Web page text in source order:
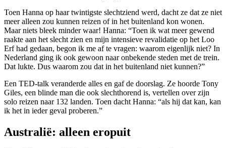
Toen Hanna op haar twintigste slechtziend werd, dacht ze dat ze niet
meer alleen zou kunnen reizen of in het buitenland kon wonen.
Maar niets bleek minder waar! Hanna: “Toen ik wat meer gewend
raakte aan het slecht zien en mijn intensieve revalidatie op het Loo
Erf had gedaan, begon ik me af te vragen: waarom eigenlijk niet? In
Nederland ging ik ook gewoon naar onbekende steden met de trein.
Dat lukte. Dus waarom zou dat in het buitenland niet kunnen?”
Een TED-talk veranderde alles en gaf de doorslag. Ze hoorde Tony
Giles, een blinde man die ook slechthorend is, vertellen over zijn
solo reizen naar 132 landen. Toen dacht Hanna: “als hij dat kan, kan
ik het in ieder geval proberen.”
Australië: alleen eropuit